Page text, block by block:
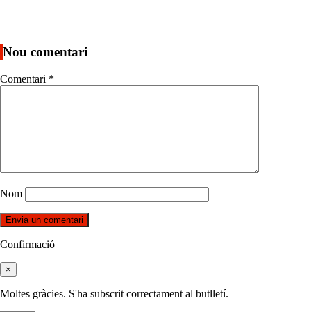
Nou comentari
Comentari *
Nom
Confirmació
×
Moltes gràcies. S'ha subscrit correctament al butlletí.